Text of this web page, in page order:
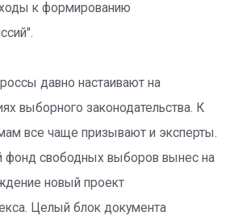
к формированию
давно настаивают на
выборного законодательства. К
все чаще призывают и эксперты.
фонд свободных выборов вынес на
новый проект
Целый блок документа